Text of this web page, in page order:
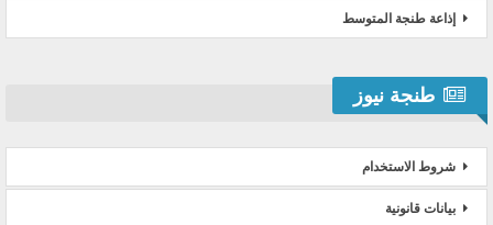
إذاعة طنجة المتوسط
طنجة نيوز
شروط الاستخدام
بيانات قانونية